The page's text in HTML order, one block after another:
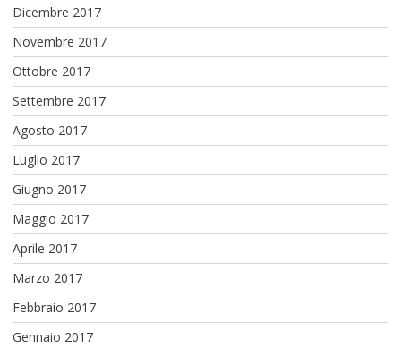
Dicembre 2017
Novembre 2017
Ottobre 2017
Settembre 2017
Agosto 2017
Luglio 2017
Giugno 2017
Maggio 2017
Aprile 2017
Marzo 2017
Febbraio 2017
Gennaio 2017